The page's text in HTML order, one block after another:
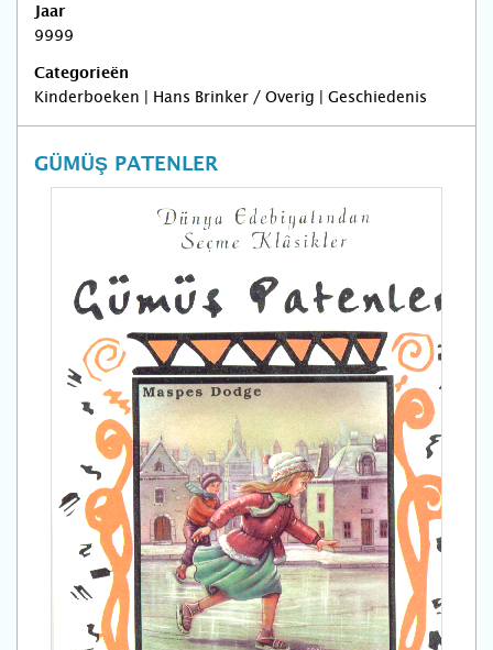
Jaar
9999
Categorieën
Kinderboeken | Hans Brinker / Overig | Geschiedenis
GÜMÜŞ PATENLER